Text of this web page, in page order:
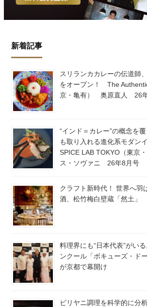
新着記事
スリランカカレーの伝道師
をオープン！ The
京・亀有） 奥原直人 26
“インド＝カレー”の概念を
も取り入れる進化系モダン
SPICE LAB TOKYO（東京
ス・ソヴァニ 26年8月号
クラフト新時代！ 世界へ羽
酒、松竹梅白壁蔵「然土」
料理界にも“日本代表”がい
ンクール「ボキューズ・ド
が京都で幕開け
ビリヤニ調理を科学的に分